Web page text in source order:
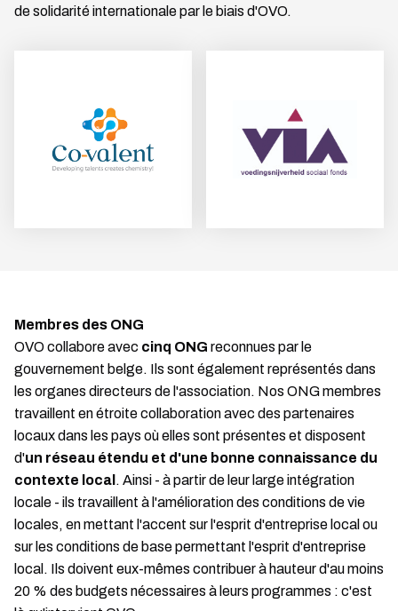
de solidarité internationale par le biais d'OVO.
Membres des ONG
OVO collabore avec cinq ONG reconnues par le
gouvernement belge. Ils sont également représentés dans
les organes directeurs de l'association. Nos ONG membres
travaillent en étroite collaboration avec des partenaires
locaux dans les pays où elles sont présentes et disposent
d'un réseau étendu et d'une bonne connaissance du
contexte local . Ainsi - à partir de leur large intégration
locale - ils travaillent à l'amélioration des conditions de vie
locales, en mettant l'accent sur l'esprit d'entreprise local ou
sur les conditions de base permettant l'esprit d'entreprise
local. Ils doivent eux-mêmes contribuer à hauteur d'au moins
20 % des budgets nécessaires à leurs programmes : c'est